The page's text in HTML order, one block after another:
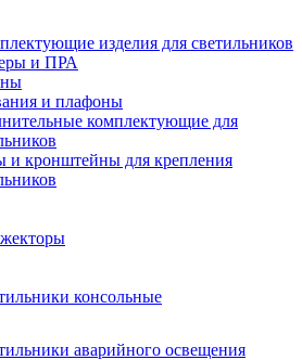
изделия для светильников
и ПРА
и плафоны
комплектующие для
и кронштейны для крепления
консольные
аварийного освещения